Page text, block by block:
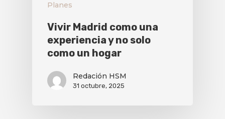
Planes
Vivir Madrid como una
experiencia y no solo
como un hogar
Redación HSM
31 octubre, 2025